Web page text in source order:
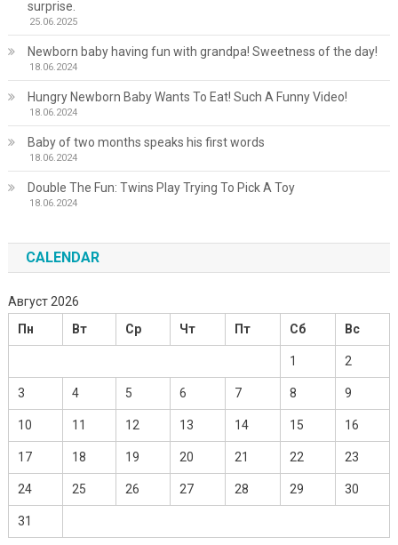
surprise.
25.06.2025
Newborn baby having fun with grandpa! Sweetness of the day!
18.06.2024
Hungry Newborn Baby Wants To Eat! Such A Funny Video!
18.06.2024
Baby of two months speaks his first words
18.06.2024
Double The Fun: Twins Play Trying To Pick A Toy
18.06.2024
CALENDAR
Август 2026
Пн
Вт Ср Чт Пт Сб Вс
1 2
3 4 5 6 7 8 9
10 11 12 13 14 15 16
17 18 19 20 21 22 23
24 25 26 27 28 29 30
31